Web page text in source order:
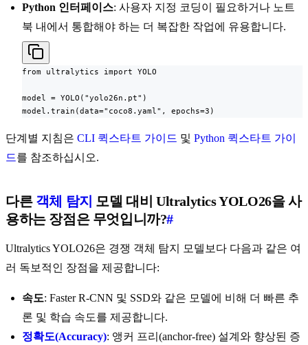
Python 인터페이스: 사용자 지정 코딩이 필요하거나 노트
북 내에서 통합해야 하는 더 복잡한 작업에 유용합니다.
from ultralytics import YOLO
model = YOLO("yolo26n.pt")
model.train(data="coco8.yaml", epochs=3)
단계별 지침은 CLI 퀵스타트 가이드 및 Python 퀵스타트 가이
드를 참조하십시오.
다른 객체 탐지 모델 대비 Ultralytics YOLO26을 사
용하는 장점은 무엇입니까?#
Ultralytics YOLO26은 경쟁 객체 탐지 모델보다 다음과 같은 여
러 독보적인 장점을 제공합니다:
속도: Faster R-CNN 및 SSD와 같은 모델에 비해 더 빠른 추
론 및 학습 속도를 제공합니다.
정확도(Accuracy): 앵커 프리(anchor-free) 설계와 향상된 증